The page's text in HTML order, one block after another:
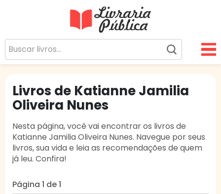
Sua Biblioteca Virtual Gratuita
Livros de Katianne Jamilia
Oliveira Nunes
Nesta página, você vai encontrar os livros de
Katianne Jamilia Oliveira Nunes. Navegue por seus
livros, sua vida e leia as recomendações de quem
já leu. Confira!
Página 1 de 1